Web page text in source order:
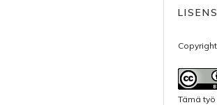
Tämä